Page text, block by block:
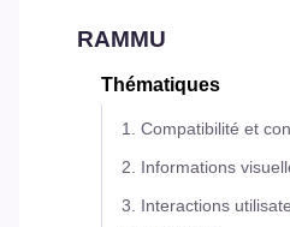
RAMMU
Thématiques
1. Compatibilité et
2. Informations
3. Interactions